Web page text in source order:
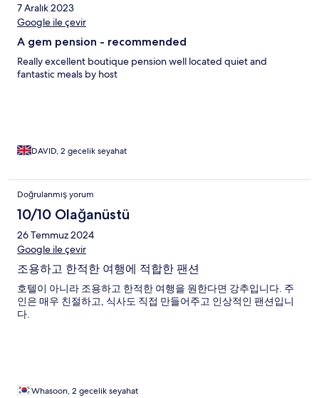
7 Aralık 2023
Google ile çevir
A gem pension - recommended
Really excellent boutique pension well located quiet and
fantastic meals by host
DAVID, 2 gecelik seyahat
Doğrulanmış yorum
10/10 Olağanüstü
26 Temmuz 2024
Google ile çevir
조용하고 한적한 여행에 적합한 팬션
호텔이 아니라 조용하고 한적한 여행을 원한다면 강추입니다. 주
인은 매우 친절하고, 식사도 직접 만들어주고 인상적인 팬션입니
다.
Whasoon, 2 gecelik seyahat